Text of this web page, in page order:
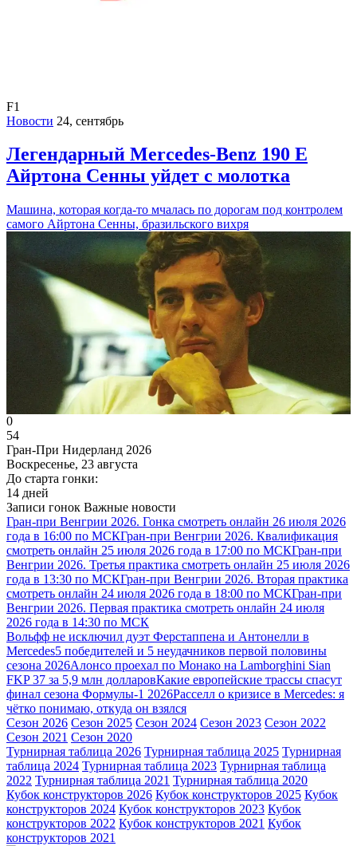
F1
Новости 24, сентябрь
Легендарный Mercedes-Benz 190 E
Айртона Сенны уйдет с молотка
Машина, которая когда-то мчалась по дорогам под контролем
самого Айртона Сенны, бразильского вихря
0
54
Гран-При Нидерланд 2026
Воскресенье, 23 августа
До старта гонки:
14 дней
Записи гонок Важные новости
Гран-при Венгрии 2026. Гонка смотреть онлайн 26 июля 2026
года в 16:00 по МСКГран-при Венгрии 2026. Квалификация
смотреть онлайн 25 июля 2026 года в 17:00 по МСКГран-при
Венгрии 2026. Третья практика смотреть онлайн 25 июля 2026
года в 13:30 по МСКГран-при Венгрии 2026. Вторая практика
смотреть онлайн 24 июля 2026 года в 18:00 по МСКГран-при
Венгрии 2026. Первая практика смотреть онлайн 24 июля
2026 года в 14:30 по МСК
Вольфф не исключил дуэт Ферстаппена и Антонелли в
Mercedes5 победителей и 5 неудачников первой половины
сезона 2026Алонсо проехал по Монако на Lamborghini Sian
FKP 37 за 5,9 млн долларовКакие европейские трассы спасут
финал сезона Формулы-1 2026Расселл о кризисе в Mercedes: я
чётко понимаю, откуда он взялся
Сезон 2026 Сезон 2025 Сезон 2024 Сезон 2023 Сезон 2022
Сезон 2021 Сезон 2020
Турнирная таблица 2026 Турнирная таблица 2025 Турнирная
таблица 2024 Турнирная таблица 2023 Турнирная таблица
2022 Турнирная таблица 2021 Турнирная таблица 2020
Кубок конструкторов 2026 Кубок конструкторов 2025 Кубок
конструкторов 2024 Кубок конструкторов 2023 Кубок
конструкторов 2022 Кубок конструкторов 2021 Кубок
конструкторов 2021